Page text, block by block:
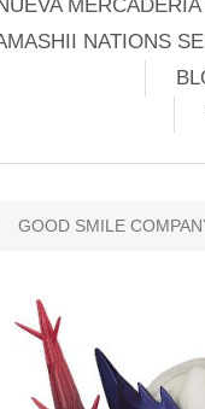
NATIONS
GOOD SMILE